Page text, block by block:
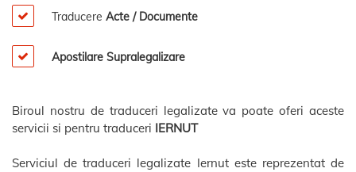
Traducere Acte / Documente
Apostilare Supralegalizare
Biroul nostru de traduceri legalizate va poate oferi aceste
servicii si pentru traduceri IERNUT
Serviciul de traduceri legalizate Iernut este reprezentat de